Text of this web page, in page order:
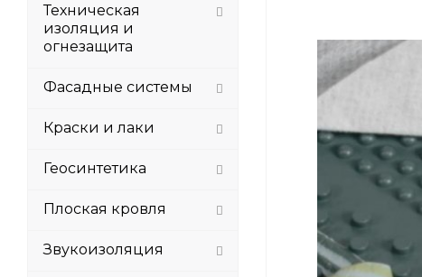
Техническая
изоляция и
огнезащита
Фасадные системы
Краски и лаки
Геосинтетика
Плоская кровля
Звукоизоляция